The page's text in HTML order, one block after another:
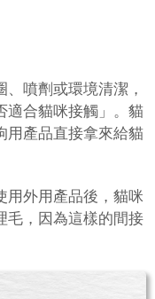
噴劑或環境清潔，
適合貓咪接觸」。貓
用產品直接拿來給貓
用外用產品後，貓咪
毛，因為這樣的間接